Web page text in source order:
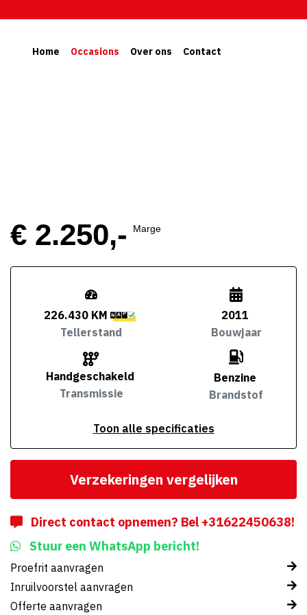
Home Occasions Over ons Contact
€ 2.250,- Marge
226.430 KM
Tellerstand
Handgeschakeld
Transmissie
2011
Bouwjaar
Benzine
Brandstof
Toon alle specificaties
Verzekeringen vergelijken
Direct contact opnemen? Bel +31622450638!
Stuur een WhatsApp bericht!
Proefrit aanvragen
Inruilvoorstel aanvragen
Offerte aanvragen